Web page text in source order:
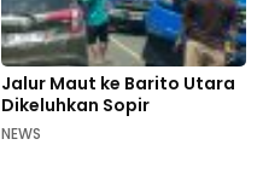
Jalur Maut ke Barito Utara
Dikeluhkan Sopir
NEWS